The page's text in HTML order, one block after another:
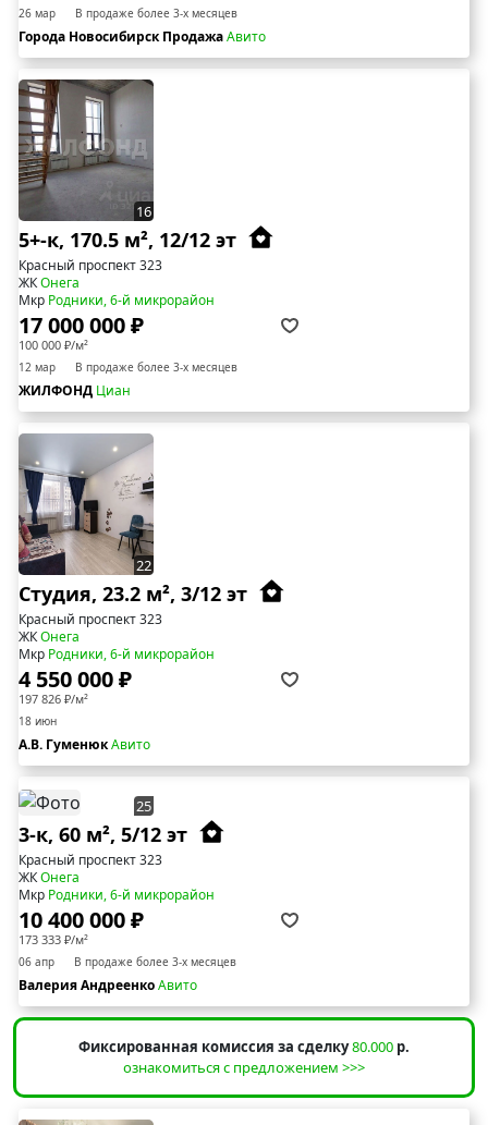
26 мар В продаже более 3-х месяцев
Города Новосибирск ПродажаАвито
16
5+-к, 170.5 м², 12/12 эт
Красный проспект 323
ЖКОнега
Мкр Родники, 6-й микрорайон
17 000 000 ₽
100 000 ₽/м²
12 мар В продаже более 3-х месяцев
ЖИЛФОНД Циан
22
Студия, 23.2 м², 3/12 эт
Красный проспект 323
ЖКОнега
Мкр Родники, 6-й микрорайон
4 550 000 ₽
197 826 ₽/м²
18 июн
А.В. ГуменюкАвито
25
3-к, 60 м², 5/12 эт
Красный проспект 323
ЖКОнега
Мкр Родники, 6-й микрорайон
10 400 000 ₽
173 333 ₽/м²
06 апр В продаже более 3-х месяцев
Валерия АндреенкоАвито
Фиксированная комиссия за сделку80.000 р.
ознакомиться с предложением >>>